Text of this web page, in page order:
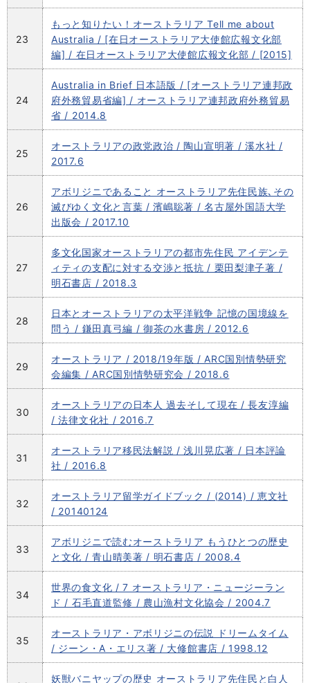
23
もっと知りたい！オーストラリア Tell me about
Australia / [在日オーストラリア大使館広報文化部
編] / 在日オーストラリア大使館広報文化部 / [2015]
24
Australia in Brief 日本語版 / [オーストラリア連邦政
府外務貿易省編] / オーストラリア連邦政府外務貿易
省 / 2014.8
25
オーストラリアの政党政治 / 陶山宣明著 / 溪水社 /
2017.6
26
アボリジニであること オーストラリア先住民族､その
滅びゆく文化と言葉 / 濱嶋聡著 / 名古屋外国語大学
出版会 / 2017.10
27
多文化国家オーストラリアの都市先住民 アイデンテ
ィティの支配に対する交渉と抵抗 / 栗田梨津子著 /
明石書店 / 2018.3
28
日本とオーストラリアの太平洋戦争 記憶の国境線を
問う / 鎌田真弓編 / 御茶の水書房 / 2012.6
29
オーストラリア / 2018/19年版 / ARC国別情勢研究
会編集 / ARC国別情勢研究会 / 2018.6
30
オーストラリアの日本人 過去そして現在 / 長友淳編
/ 法律文化社 / 2016.7
31
オーストラリア移民法解説 / 浅川晃広著 / 日本評論
社 / 2016.8
32
オーストラリア留学ガイドブック / (2014) / 恵文社
/ 20140124
33
アボリジニで読むオーストラリア もうひとつの歴史
と文化 / 青山晴美著 / 明石書店 / 2008.4
34
世界の食文化 / 7 オーストラリア・ニュージーラン
ド / 石毛直道監修 / 農山漁村文化協会 / 2004.7
35
オーストラリア・アボリジニの伝説 ドリームタイム
/ ジーン・A・エリス著 / 大修館書店 / 1998.12
妖獣バニヤップの歴史 オーストラリア先住民と白人